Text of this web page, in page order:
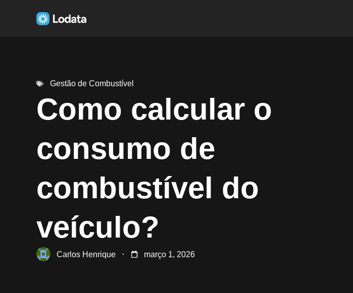
Gestão de Combustível
Como calcular o
consumo de
combustível do
veículo?
Carlos Henrique março 1, 2026